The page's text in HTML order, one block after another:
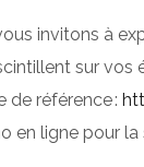
invitons à
sur vos
de référence :
en ligne pour la